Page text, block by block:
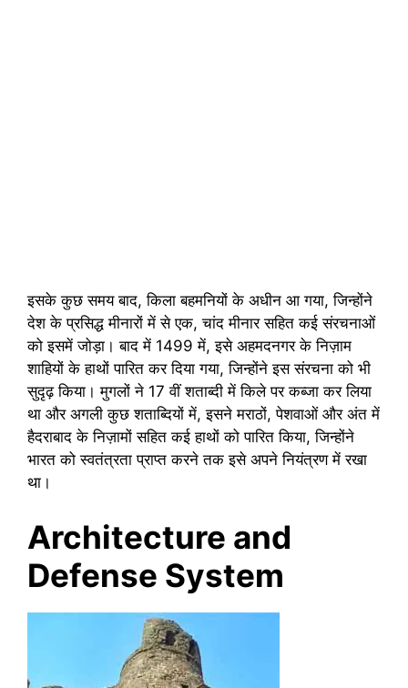
इसके कुछ समय बाद, किला बहमनियों के अधीन आ गया, जिन्होंने
देश के प्रसिद्ध मीनारों में से एक, चांद मीनार सहित कई संरचनाओं
को इसमें जोड़ा। बाद में 1499 में, इसे अहमदनगर के निज़ाम
शाहियों के हाथों पारित कर दिया गया, जिन्होंने इस संरचना को भी
सुदृढ़ किया। मुगलों ने 17 वीं शताब्दी में किले पर कब्जा कर लिया
था और अगली कुछ शताब्दियों में, इसने मराठों, पेशवाओं और अंत में
हैदराबाद के निज़ामों सहित कई हाथों को पारित किया, जिन्होंने
भारत को स्वतंत्रता प्राप्त करने तक इसे अपने नियंत्रण में रखा
था।
Architecture and
Defense System